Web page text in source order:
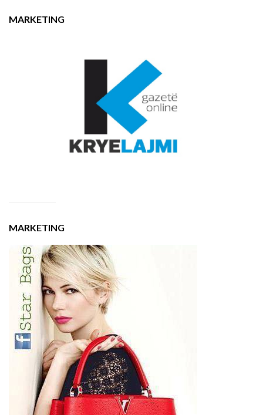
MARKETING
MARKETING